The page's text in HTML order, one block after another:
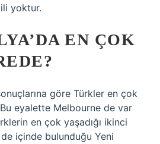
yoktur.
EN ÇOK
göre Türkler en çok
eyalette Melbourne de var
en çok yaşadığı ikinci
içinde bulunduğu Yeni